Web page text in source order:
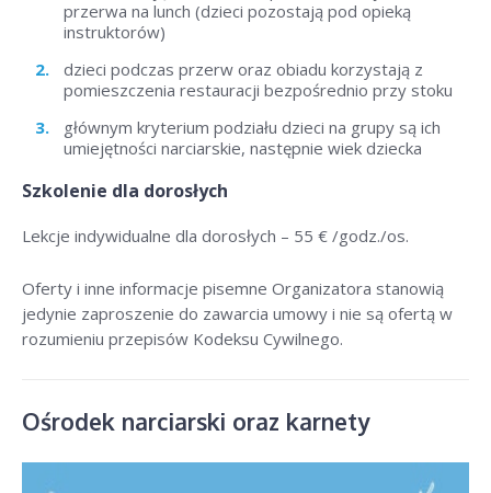
przerwa na lunch (dzieci pozostają pod opieką
instruktorów)
dzieci podczas przerw oraz obiadu korzystają z
pomieszczenia restauracji bezpośrednio przy stoku
głównym kryterium podziału dzieci na grupy są ich
umiejętności narciarskie, następnie wiek dziecka
Szkolenie dla dorosłych
Lekcje indywidualne dla dorosłych – 55 € /godz./os.
Oferty i inne informacje pisemne Organizatora stanowią
jedynie zaproszenie do zawarcia umowy i nie są ofertą w
rozumieniu przepisów Kodeksu Cywilnego.
Ośrodek narciarski oraz karnety